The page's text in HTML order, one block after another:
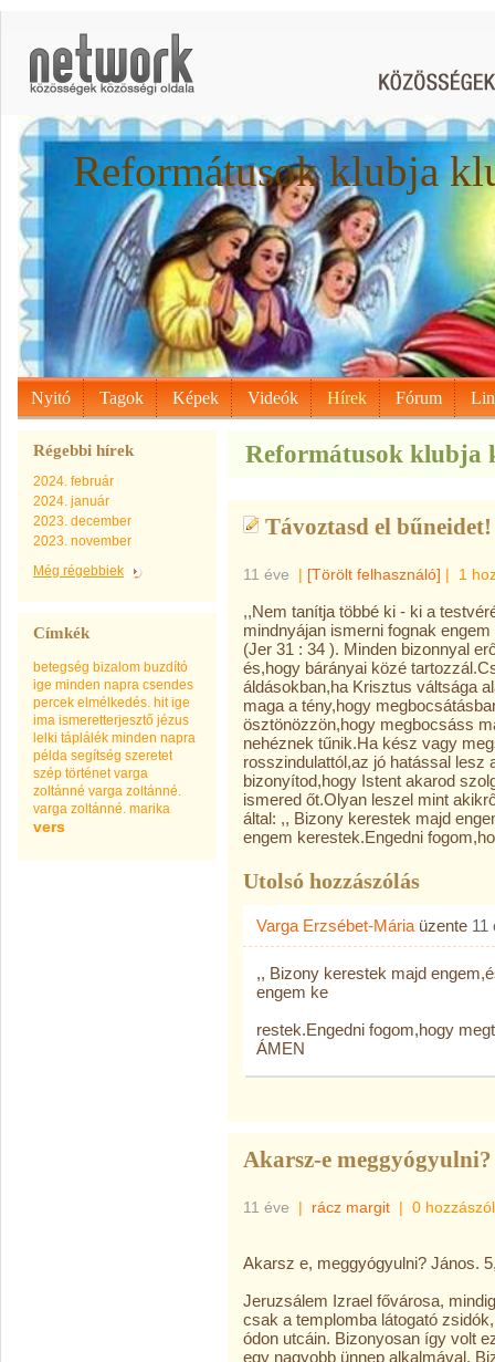
Reformátusok klubja
Nyitó Tagok Képek Videók Hírek Fórum
Régebbi hírek
2024. február
2024. január
2023. december
2023. november
Még régebbiek
Címkék
betegség bizalom buzdító
ige minden napra csendes
percek elmélkedés. hit ige
ima ismeretterjesztő jézus
lelki táplálék minden napra
példa segítség szeretet
szép történet varga
zoltánné varga zoltánné.
varga zoltánné. marika
vers
Reformátusok klubja
Távoztasd el bűneidet!
11 éve | [Törölt felhasználó] | 1
,,Nem tanítja többé ki - ki a
mindnyájan ismerni fognak
(Jer 31 : 34 ). Minden bizonnyal
és,hogy bárányai közé
áldásokban,ha Krisztus váltsága
maga a tény,hogy
ösztönözzön,hogy megbocsáss
nehéznek tűnik.Ha kész vagy
rosszindulattól,az jó hatással
bizonyítod,hogy Istent akarod
ismered őt.Olyan leszel mint
által: ,, Bizony kerestek majd
engem kerestek.Engedni
Utolsó hozzászólás
Varga Erzsébet-Mária üzente 11
,, Bizony kerestek majd
engem ke
restek.Engedni fogom,hogy
ÁMEN
Akarsz-e meggyógyulni?
11 éve | rácz margit | 0
Akarsz e, meggyógyulni? János.
Jeruzsálem Izrael fővárosa,
csak a templomba látogató
ódon utcáin. Bizonyosan így volt
egy nagyobb ünnep alkalmával.